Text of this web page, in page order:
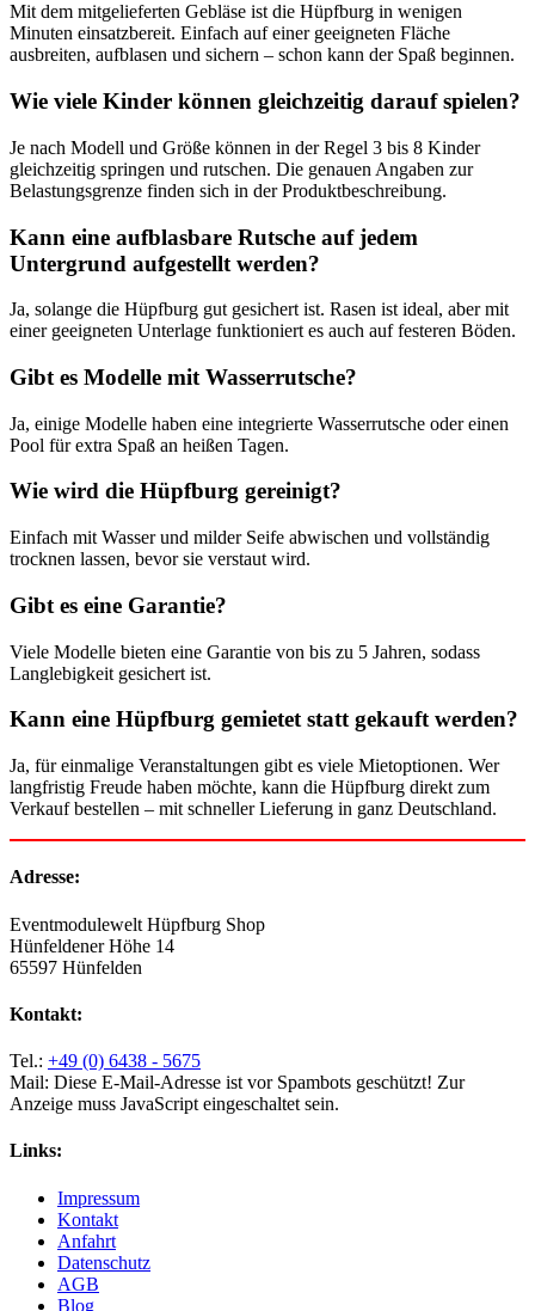
Mit dem mitgelieferten Gebläse ist die Hüpfburg in wenigen
Minuten einsatzbereit. Einfach auf einer geeigneten Fläche
ausbreiten, aufblasen und sichern – schon kann der Spaß beginnen.
Wie viele Kinder können gleichzeitig darauf spielen?
Je nach Modell und Größe können in der Regel 3 bis 8 Kinder
gleichzeitig springen und rutschen. Die genauen Angaben zur
Belastungsgrenze finden sich in der Produktbeschreibung.
Kann eine aufblasbare Rutsche auf jedem
Untergrund aufgestellt werden?
Ja, solange die Hüpfburg gut gesichert ist. Rasen ist ideal, aber mit
einer geeigneten Unterlage funktioniert es auch auf festeren Böden.
Gibt es Modelle mit Wasserrutsche?
Ja, einige Modelle haben eine integrierte Wasserrutsche oder einen
Pool für extra Spaß an heißen Tagen.
Wie wird die Hüpfburg gereinigt?
Einfach mit Wasser und milder Seife abwischen und vollständig
trocknen lassen, bevor sie verstaut wird.
Gibt es eine Garantie?
Viele Modelle bieten eine Garantie von bis zu 5 Jahren, sodass
Langlebigkeit gesichert ist.
Kann eine Hüpfburg gemietet statt gekauft werden?
Ja, für einmalige Veranstaltungen gibt es viele Mietoptionen. Wer
langfristig Freude haben möchte, kann die Hüpfburg direkt zum
Verkauf bestellen – mit schneller Lieferung in ganz Deutschland.
Adresse:
Eventmodulewelt Hüpfburg Shop
Hünfeldener Höhe 14
65597 Hünfelden
Kontakt:
Tel.: +49 (0) 6438 - 5675
Mail: Diese E-Mail-Adresse ist vor Spambots geschützt! Zur
Anzeige muss JavaScript eingeschaltet sein.
Links:
Impressum
Kontakt
Anfahrt
Datenschutz
AGB
Blog